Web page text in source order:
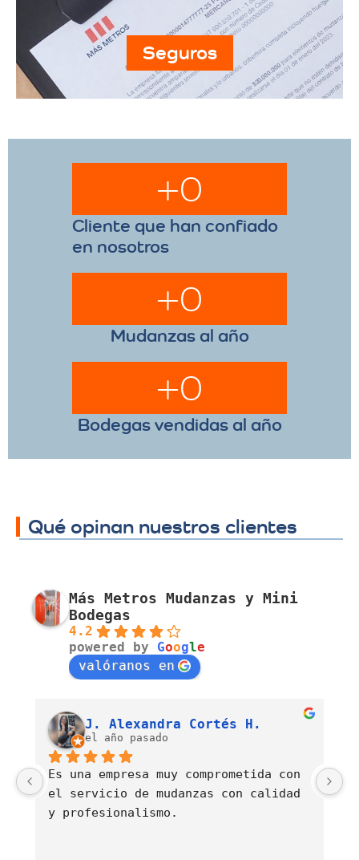
Seguros
Cliente que han confiado
en nosotros
+0
Mudanzas al año
+0
Bodegas vendidas al año
+0
Qué opinan nuestros clientes
Más Metros Mudanzas y Mini
Bodegas
4.2
powered by Google
valóranos en
J. Alexandra Cortés H.
el año pasado
Es una empresa muy comprometida con
el servicio de mudanzas con calidad
y profesionalismo.